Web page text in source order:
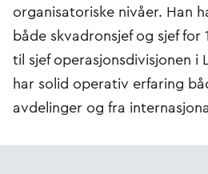
organisatoriske nivåer. Han
både skvadronsjef og sjef for
til sjef operasjonsdivisjonen i
har solid operativ erfaring
avdelinger og fra